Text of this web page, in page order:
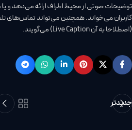
توضیحات صوتی از محیط اطراف ارائه می‌دهد و یا
کاربران می‌خواند. همچنین می‌تواند تماس‌های
(اصطلاحا به آن Live Caption) می‌گویند.
جدیدتر